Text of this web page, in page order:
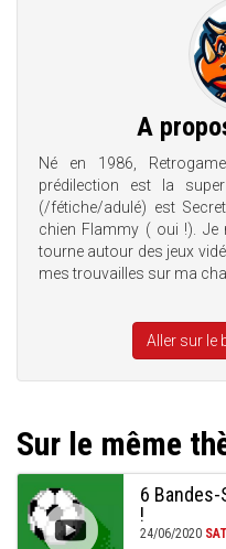
A
Né en 1986,
prédilection est la
(/fétiche/adulé) est
chien Flammy ( oui !). Je
tourne autour des jeux
mes trouvailles sur ma
Aller sur le
Sur le même
6
!
24/06/2020